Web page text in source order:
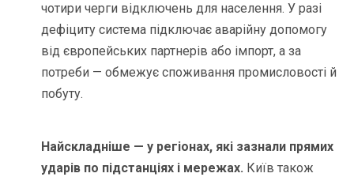
чотири черги відключень для населення. У разі
дефіциту система підключає аварійну допомогу
від європейських партнерів або імпорт, а за
потреби — обмежує споживання промисловості й
побуту.
Найскладніше — у регіонах, які зазнали прямих
ударів по підстанціях і мережах. Київ також